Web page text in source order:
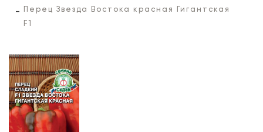
Перец Звезда Востока красная Гигантская
F1